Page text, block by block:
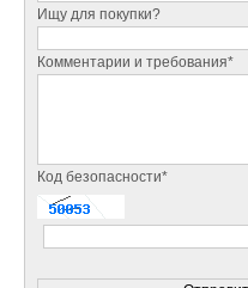
Ищу для покупки?
Комментарии и требования*
Код безопасности*